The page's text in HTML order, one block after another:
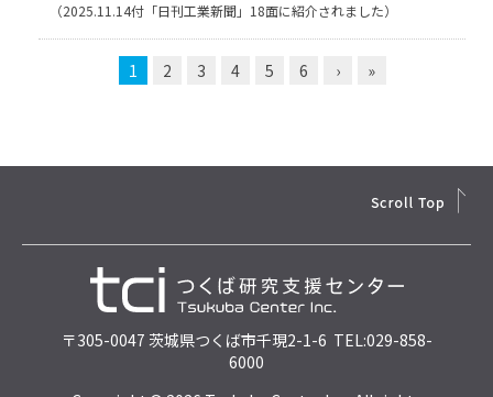
（2025.11.14付「日刊工業新聞」18面に紹介されました）
1 2 3 4 5 6 › »
〒305-0047 茨城県つくば市千現2-1-6 TEL:029-858-
6000